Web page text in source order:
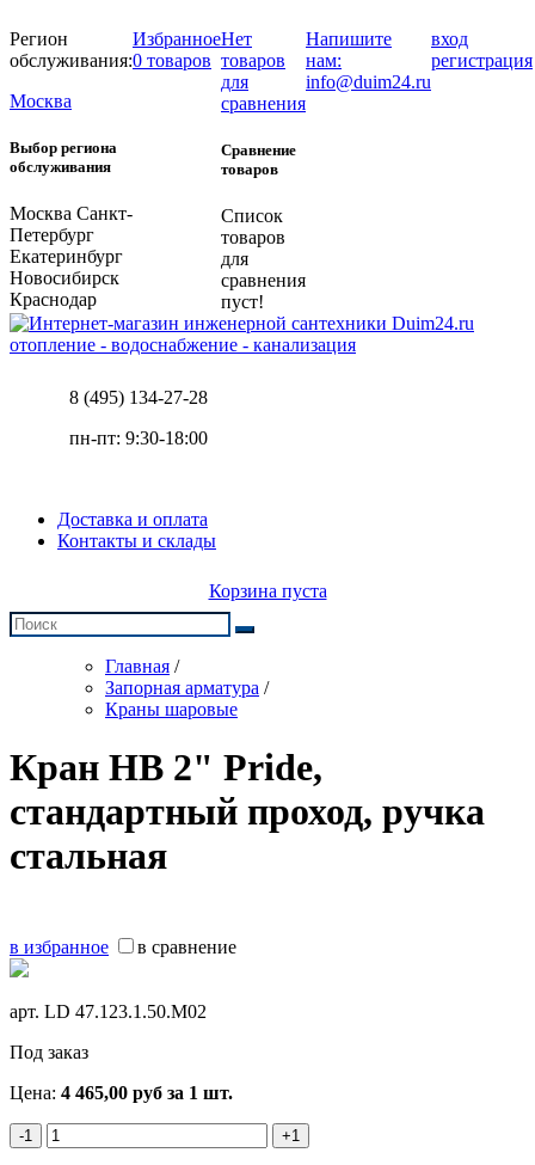
Регион
обслуживания:
Москва
Выбор региона
обслуживания
Москва Санкт-
Петербург
Екатеринбург
Новосибирск
Краснодар
Избранное
0 товаров
Нет
товаров
для
сравнения
Сравнение
товаров
Список
товаров
для
сравнения
пуст!
Напишите
нам:
info@duim24.ru
вход
регистрация
отопление - водоснабжение - канализация
8 (495) 134-27-28
пн-пт: 9:30-18:00
Доставка и оплата
Контакты и склады
Корзина пуста
Главная /
Запорная арматура /
Краны шаровые
Кран НВ 2" Pride,
стандартный проход, ручка
стальная
в избранное в сравнение
арт. LD 47.123.1.50.M02
Под заказ
Цена: 4 465,00 руб за 1 шт.
-1 +1